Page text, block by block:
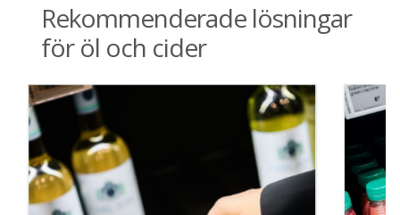
Rekommenderade lösningar
för öl och cider